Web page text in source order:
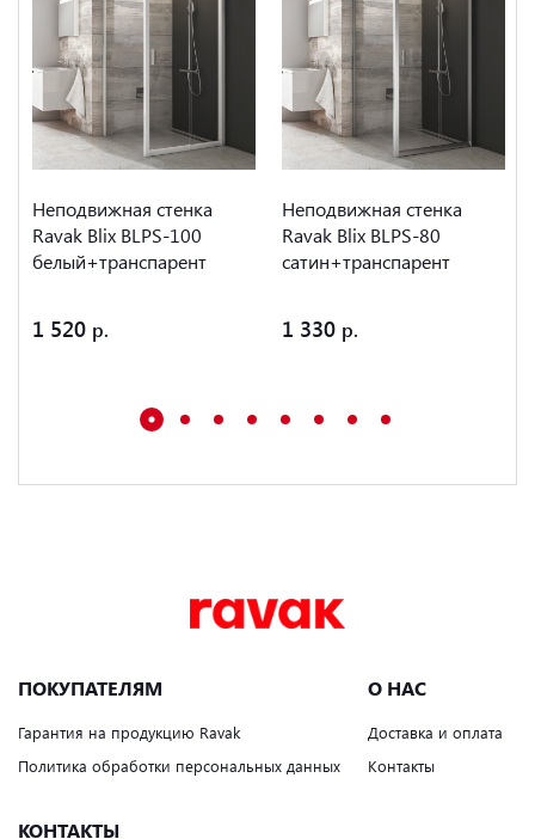
Неподвижная стенка
Ravak Blix BLPS-100
белый+транспарент
1 520
Неподвижная стенка
Ravak Blix BLPS-80
сатин+транспарент
1 330
ПОКУПАТЕЛЯМ
Гарантия на продукцию Ravak
Политика обработки персональных данных
О НАС
Доставка и оплата
Контакты
КОНТАКТЫ